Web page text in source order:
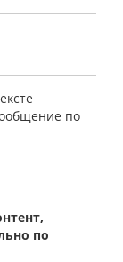
по
по